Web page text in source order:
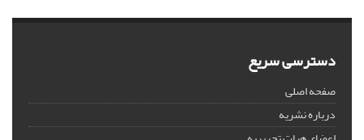
دسترسی سریع
صفحه اصلی
درباره نشریه